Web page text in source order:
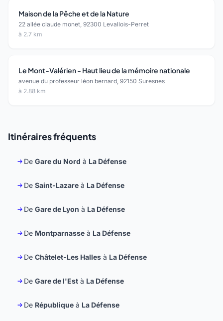
Maison de la Pêche et de la Nature
22 allée claude monet, 92300 Levallois-Perret
à 2.7 km
Le Mont-Valérien - Haut lieu de la mémoire nationale
avenue du professeur léon bernard, 92150 Suresnes
à 2.88 km
Itinéraires fréquents
De Gare du Nord à La Défense
De Saint-Lazare à La Défense
De Gare de Lyon à La Défense
De Montparnasse à La Défense
De Châtelet-Les Halles à La Défense
De Gare de l'Est à La Défense
De République à La Défense